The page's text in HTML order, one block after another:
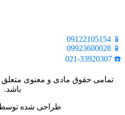
📱 09122105154
📱 09923600028
☎️ 021-33920307
تمامی حقوق مادی و معنوی
باشد.
طراحی شده